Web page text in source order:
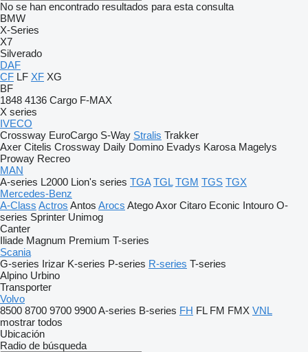
No se han encontrado resultados para esta consulta
BMW
X-Series
X7
Silverado
DAF
CF LF XF XG
BF
1848 4136 Cargo F-MAX
X series
IVECO
Crossway EuroCargo S-Way Stralis Trakker
Axer Citelis Crossway Daily Domino Evadys Karosa Magelys
Proway Recreo
MAN
A-series L2000 Lion's series TGA TGL TGM TGS TGX
Mercedes-Benz
A-Class Actros Antos Arocs AtegoAxor Citaro Econic Intouro O-
series Sprinter Unimog
Canter
Iliade Magnum Premium T-series
Scania
G-series Irizar K-series P-series R-series T-series
Alpino Urbino
Transporter
Volvo
8500 8700 9700 9900A-series B-series FH FL FM FMX VNL
mostrar todos
Ubicación
Radio de búsqueda